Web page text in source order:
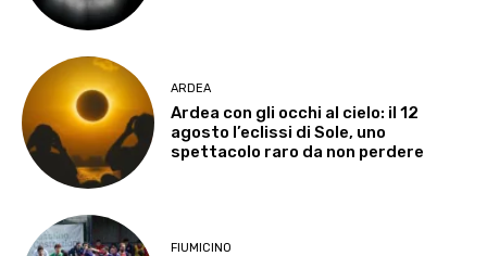
ARDEA
Ardea con gli occhi al cielo: il 12
agosto l’eclissi di Sole, uno
spettacolo raro da non perdere
FIUMICINO